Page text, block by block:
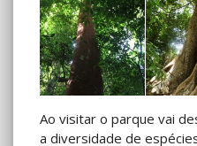
Ao visitar o parque vai
a diversidade de